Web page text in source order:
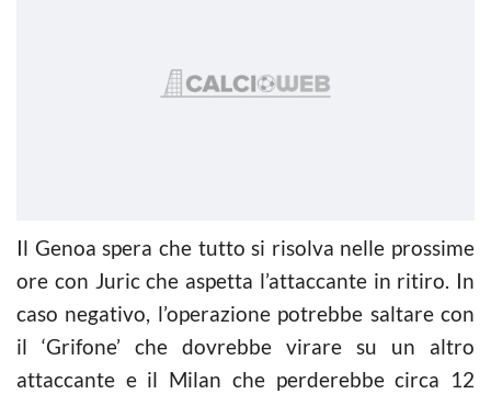
Il Genoa spera che tutto si risolva nelle prossime
ore con Juric che aspetta l’attaccante in ritiro. In
caso negativo, l’operazione potrebbe saltare con
il ‘Grifone’ che dovrebbe virare su un altro
attaccante e il Milan che perderebbe circa 12